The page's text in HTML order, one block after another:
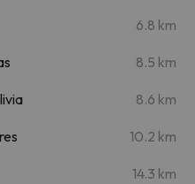
6.8 km
8.5 km
8.6 km
10.2 km
14.3 km